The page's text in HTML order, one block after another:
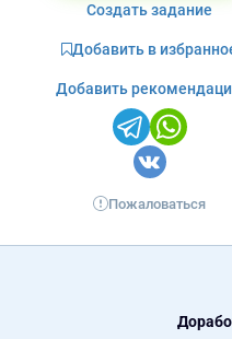
Создать задание
Добавить в
Добавить
Пожаловаться